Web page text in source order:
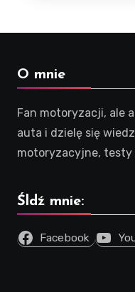
O mnie
Fan motoryzacji, ale
auta i dzielę się
motoryzacyjne, testy
Śldź mnie:
Facebook